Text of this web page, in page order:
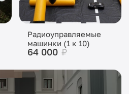
Радиоуправляемые
машинки (1 к 10)
64 000 ₽